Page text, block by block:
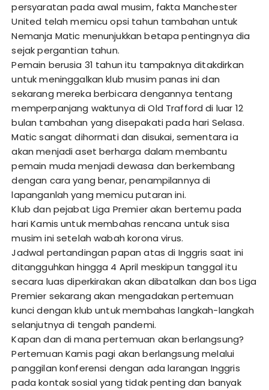
persyaratan pada awal musim, fakta Manchester
United telah memicu opsi tahun tambahan untuk
Nemanja Matic menunjukkan betapa pentingnya dia
sejak pergantian tahun.
Pemain berusia 31 tahun itu tampaknya ditakdirkan
untuk meninggalkan klub musim panas ini dan
sekarang mereka berbicara dengannya tentang
memperpanjang waktunya di Old Trafford di luar 12
bulan tambahan yang disepakati pada hari Selasa.
Matic sangat dihormati dan disukai, sementara ia
akan menjadi aset berharga dalam membantu
pemain muda menjadi dewasa dan berkembang
dengan cara yang benar, penampilannya di
lapanganlah yang memicu putaran ini.
Klub dan pejabat Liga Premier akan bertemu pada
hari Kamis untuk membahas rencana untuk sisa
musim ini setelah wabah korona virus.
Jadwal pertandingan papan atas di Inggris saat ini
ditangguhkan hingga 4 April meskipun tanggal itu
secara luas diperkirakan akan dibatalkan dan bos Liga
Premier sekarang akan mengadakan pertemuan
kunci dengan klub untuk membahas langkah-langkah
selanjutnya di tengah pandemi.
Kapan dan di mana pertemuan akan berlangsung?
Pertemuan Kamis pagi akan berlangsung melalui
panggilan konferensi dengan ada larangan Inggris
pada kontak sosial yang tidak penting dan banyak